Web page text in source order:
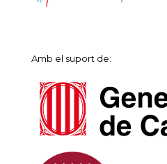
Amb el suport de: